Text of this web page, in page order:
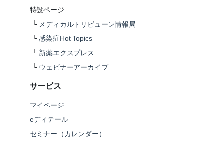
特設ページ
└ メディカルトリビューン情報局
└ 感染症Hot Topics
└ 新薬エクスプレス
└ ウェビナーアーカイブ
サービス
マイページ
eディテール
セミナー（カレンダー）